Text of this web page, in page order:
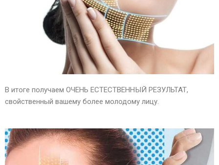
В итоге получаем ОЧЕНЬ ЕСТЕСТВЕННЫЙ РЕЗУЛЬТАТ,
свойственный вашему более молодому лицу.